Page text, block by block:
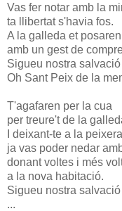
Vas fer notar amb la
ta llibertat s'havia fos.
A la galleda et posaren
amb un gest de
Sigueu nostra salvació
Oh Sant Peix de la
T'agafaren per la cua
per treure't de la
I deixant-te a la peixera
ja vas poder nedar
donant voltes i més
a la nova habitació.
Sigueu nostra salvació
...